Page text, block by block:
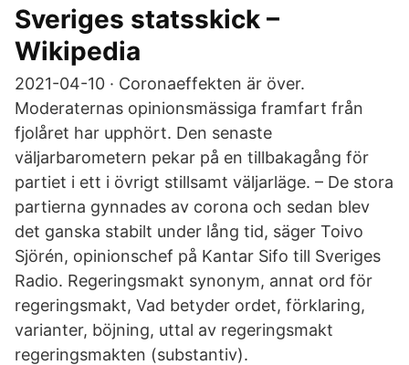
Sveriges statsskick –
Wikipedia
2021-04-10 · Coronaeffekten är över.
Moderaternas opinionsmässiga framfart från
fjolåret har upphört. Den senaste
väljarbarometern pekar på en tillbakagång för
partiet i ett i övrigt stillsamt väljarläge. – De stora
partierna gynnades av corona och sedan blev
det ganska stabilt under lång tid, säger Toivo
Sjörén, opinionschef på Kantar Sifo till Sveriges
Radio. Regeringsmakt synonym, annat ord för
regeringsmakt, Vad betyder ordet, förklaring,
varianter, böjning, uttal av regeringsmakt
regeringsmakten (substantiv).